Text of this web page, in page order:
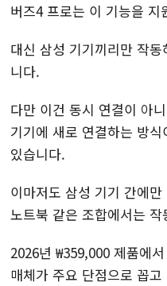
버즈4 프로는 이 기능을 지
대신 삼성 기기끼리만 작
니다.
다만 이건 동시 연결이 아
기기에 새로 연결하는 방
있습니다.
이마저도 삼성 기기 간에
노트북 같은 조합에서는
2026년 ₩359,000 제품에
매체가 주요 단점으로 꼽고